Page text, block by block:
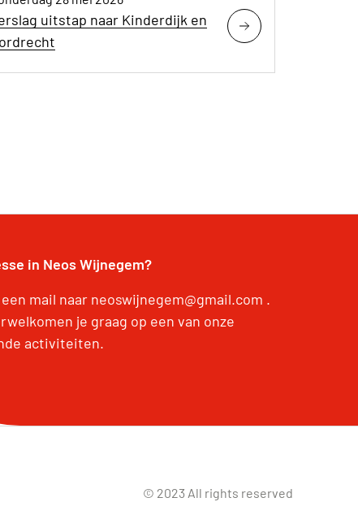
uitstap naar Kinderdijk en
in Neos Wijnegem?
mail naar neoswijnegem@gmail.com .
je graag op een van onze
activiteiten.
© 2023 All rights reserved